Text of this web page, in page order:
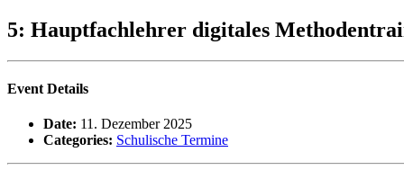
5: Hauptfachlehrer digitales
Event Details
Date: 11. Dezember 2025
Categories: Schulische Termine